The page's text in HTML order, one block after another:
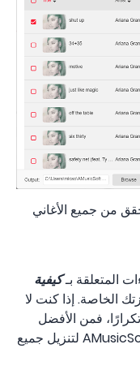
من جميع الأغاني
المتعلقة بـكيفية
الخاصة. إذا كنت لا
فمن الأفضل
استخدام AMusicSoft Apple Music Converter لتنزيل جميع